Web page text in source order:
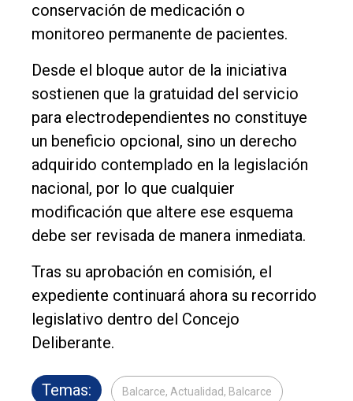
conservación de medicación o
monitoreo permanente de pacientes.
Desde el bloque autor de la iniciativa
sostienen que la gratuidad del servicio
para electrodependientes no constituye
un beneficio opcional, sino un derecho
adquirido contemplado en la legislación
nacional, por lo que cualquier
modificación que altere ese esquema
debe ser revisada de manera inmediata.
Tras su aprobación en comisión, el
expediente continuará ahora su recorrido
legislativo dentro del Concejo
Deliberante.
Temas: Balcarce, Actualidad, Balcarce